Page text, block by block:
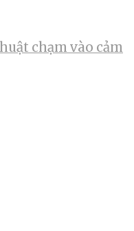
chạm vào cảm